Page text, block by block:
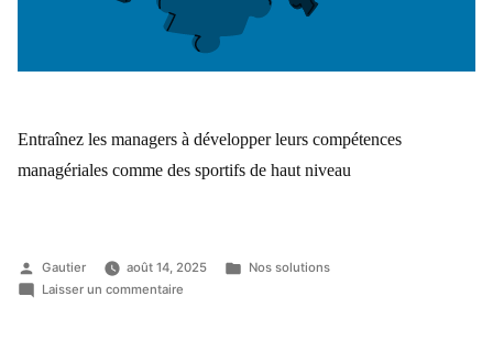
Entraînez les managers à développer leurs compétences
managériales comme des sportifs de haut niveau
Gautier août 14, 2025
Nos solutions
Laisser un commentaire